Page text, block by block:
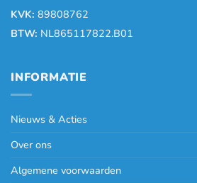
KVK: 89808762
BTW: NL865117822.B01
INFORMATIE
Nieuws & Acties
Over ons
Algemene voorwaarden